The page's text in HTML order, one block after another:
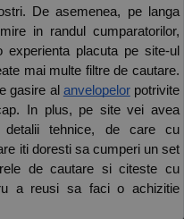
De asemenea, pe langa
in randul cumparatorilor,
placuta pe site-ul
mai multe filtre de cautare.
gasire al anvelopelor potrivite
In plus, pe site vei avea
detalii tehnice, de care cu
iti doresti sa cumperi un set
de cautare si citeste cu
a reusi sa faci o achizitie